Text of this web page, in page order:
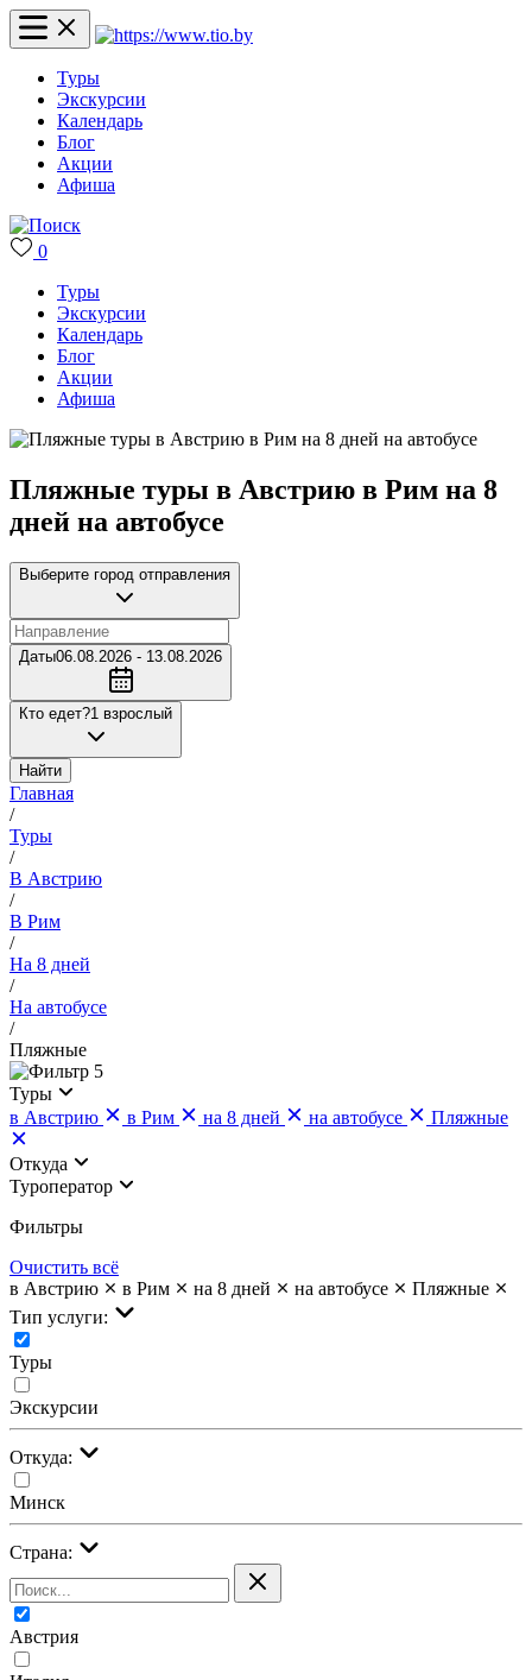
Туры
Экскурсии
Календарь
Блог
Акции
Афиша
0
Туры
Экскурсии
Календарь
Блог
Акции
Афиша
Пляжные туры в Австрию в Рим на 8
дней на автобусе
Выберите город отправления
Даты06.08.2026 - 13.08.2026
Кто едет?1 взрослый
Найти
Главная
/
Туры
/
В Австрию
/
В Рим
/
На 8 дней
/
На автобусе
/
Пляжные
5
Туры
в Австрию
в Рим на 8 дней на автобусе Пляжные
Откуда
Туроператор
Фильтры
Очистить всё
в Австрию
в Рим на 8 дней на автобусе
Пляжные
Тип услуги:
Туры
Экскурсии
Откуда:
Минск
Страна:
Австрия